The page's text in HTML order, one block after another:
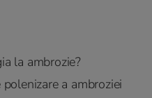
la ambrozie?
a ambroziei